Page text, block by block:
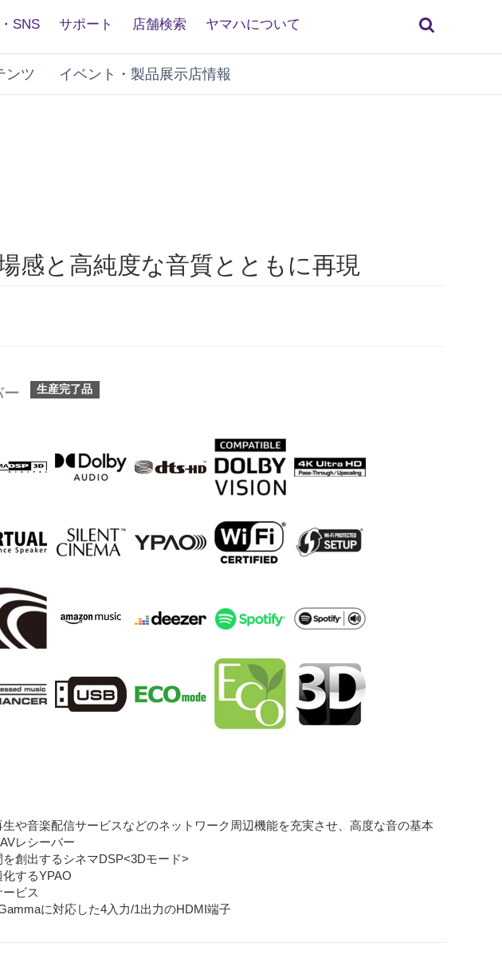
SNS サポート 店舗検索 ヤマハについて
ンツ イベント・製品展示店情報
感と高純度な音質とともに再現
ー 生産完了品
や音楽配信サービスなどのネットワーク周辺機能を充実させ、高度な音の基本
レシーバー
創出するシネマDSP<3Dモード>
するYPAO
ビス
に対応した4入力/1出力のHDMI端子